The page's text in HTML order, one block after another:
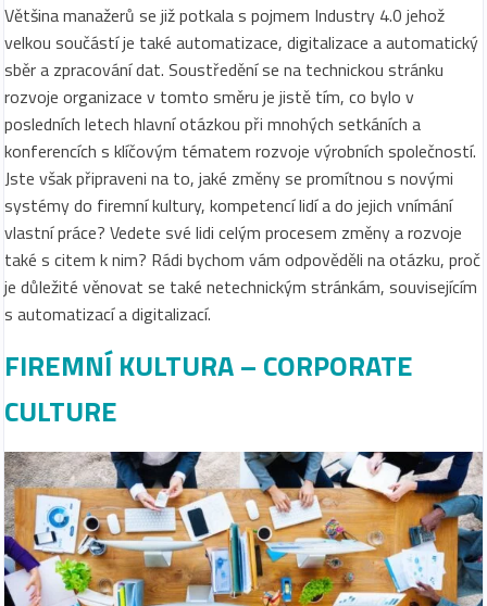
Většina manažerů se již potkala s pojmem Industry 4.0 jehož
velkou součástí je také automatizace, digitalizace a automatický
sběr a zpracování dat. Soustředění se na technickou stránku
rozvoje organizace v tomto směru je jistě tím, co bylo v
posledních letech hlavní otázkou při mnohých setkáních a
konferencích s klíčovým tématem rozvoje výrobních společností.
Jste však připraveni na to, jaké změny se promítnou s novými
systémy do firemní kultury, kompetencí lidí a do jejich vnímání
vlastní práce? Vedete své lidi celým procesem změny a rozvoje
také s citem k nim? Rádi bychom vám odpověděli na otázku, proč
je důležité věnovat se také netechnickým stránkám, souvisejícím
s automatizací a digitalizací.
FIREMNÍ KULTURA – CORPORATE
CULTURE